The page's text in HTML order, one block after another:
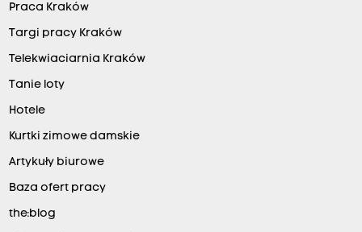
Praca Kraków
Targi pracy Kraków
Telekwiaciarnia Kraków
Tanie loty
Hotele
Kurtki zimowe damskie
Artykuły biurowe
Baza ofert pracy
the:blog